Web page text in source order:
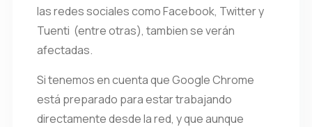
las redes sociales como Facebook, Twitter y
Tuenti (entre otras), tambien se verán
afectadas.
Si tenemos en cuenta que Google Chrome
está preparado para estar trabajando
directamente desde la red, y que aunque